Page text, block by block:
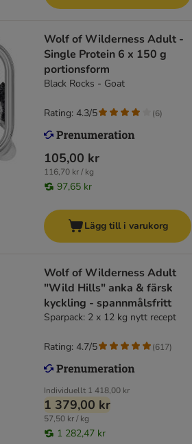
Wolf of Wilderness Adult -
Single Protein 6 x 150 g
portionsform
Black Rocks - Goat
105,00 kr
116,70 kr / kg
97,65 kr
Rating: 4.3/5 (6)
Lägg till i varukorg
Wolf of Wilderness Adult
"Wild Hills" anka & färsk
kyckling - spannmålsfritt
Sparpack: 2 x 12 kg nytt recept
Individuellt 1 418,00 kr
1 379,00 kr
57,50 kr / kg
1 282,47 kr
Rating: 4.7/5 (617)